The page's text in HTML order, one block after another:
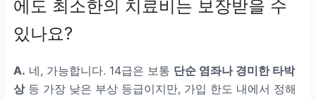
에도 최소한의 치료비는 보장받을 수
있나요?
A. 네, 가능합니다. 14급은 보통 단순 염좌나 경미한 타박
상등 가장 낮은 부상 등급이지만, 가입 한도 내에서 정해